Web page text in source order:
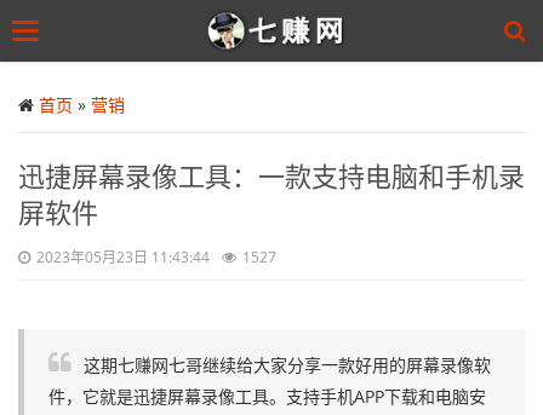
to
main
Toggle
首页 » 营销
迅捷屏幕录像工具：一款支持电脑和手机录
屏软件
2023年05月23日 11:43:44 1527
这期七赚网七哥继续给大家分享一款好用的屏幕录像软
件，它就是迅捷屏幕录像工具。支持手机APP下载和电脑安